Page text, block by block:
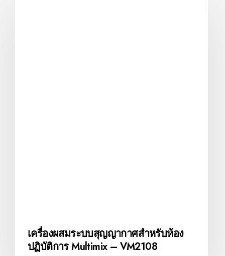
เครื่องผสมระบบสุญญากาศสำหรับห้อง
ปฏิบัติการ Multimix – VM2108